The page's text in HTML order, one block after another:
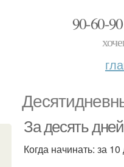
90-60-
За десять
Когда начинать: за 10